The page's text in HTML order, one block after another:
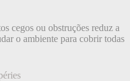
cegos ou obstruções reduz a
o ambiente para cobrir todas